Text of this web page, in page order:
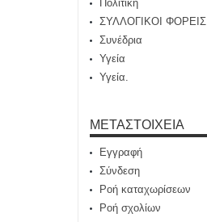
Πολιτική
ΣΥΛΛΟΓΙΚΟΙ ΦΟΡΕΙΣ
Συνέδρια
Υγεία
Υγεία.
ΜΕΤΑΣΤΟΙΧΕΊΑ
Εγγραφή
Σύνδεση
Ροή καταχωρίσεων
Ροή σχολίων